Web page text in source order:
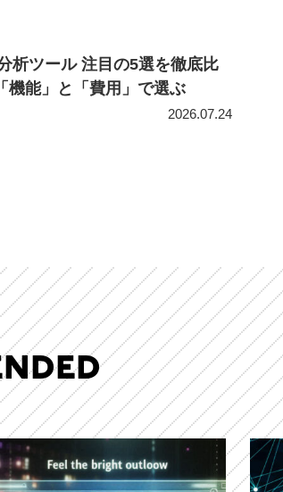
析ツール 注目の5選を徹底比
機能」と「費用」で選ぶ
2026.07.24